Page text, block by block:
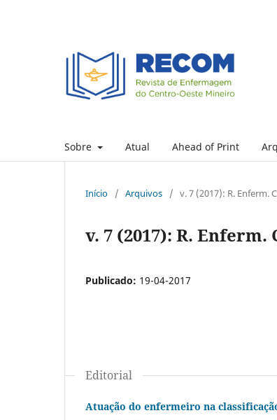
Sobre Atual Ahead of Print
Início / Arquivos / v. 7 (2017): R. Enferm.
v. 7 (2017): R. Enferm.
Publicado: 19-04-2017
Editorial
Atuação do enfermeiro na